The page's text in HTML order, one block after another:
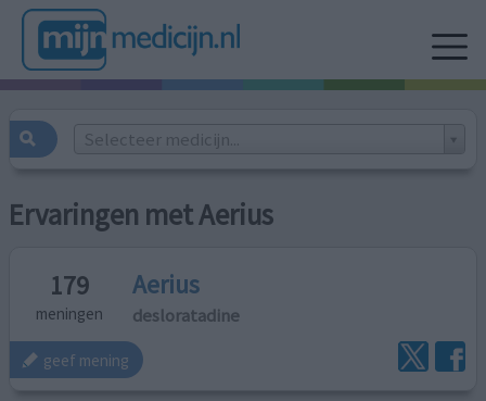
Selecteer medicijn...
Ervaringen met Aerius
179
meningen
Aerius
desloratadine
geef mening